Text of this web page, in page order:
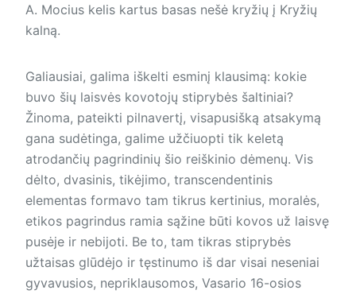
A. Mocius kelis kartus basas nešė kryžių į Kryžių
kalną.
Galiausiai, galima iškelti esminį klausimą: kokie
buvo šių laisvės kovotojų stiprybės šaltiniai?
Žinoma, pateikti pilnavertį, visapusišką atsakymą
gana sudėtinga, galime užčiuopti tik keletą
atrodančių pagrindinių šio reiškinio dėmenų. Vis
dėlto, dvasinis, tikėjimo, transcendentinis
elementas formavo tam tikrus kertinius, moralės,
etikos pagrindus ramia sąžine būti kovos už laisvę
pusėje ir nebijoti. Be to, tam tikras stiprybės
užtaisas glūdėjo ir tęstinumo iš dar visai neseniai
gyvavusios, nepriklausomos, Vasario 16-osios